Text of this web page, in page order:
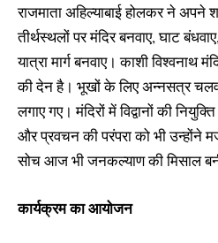
राजमाता अहिल्याबाई होलकर ने
तीर्थस्थलों पर मंदिर बनवाए, घाट
यात्रा मार्ग बनवाए। काशी विश्वनाथ
की देन है। भूखों के लिए अन्नसत्र
लगाए गए। मंदिरों में विद्वानों की
और प्रवचन की परंपरा को भी उन्होंने
सोच आज भी जनकल्याण की मिसाल
कार्यक्रम का आयोजन